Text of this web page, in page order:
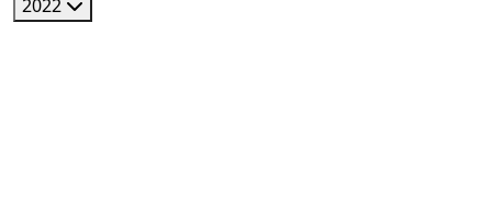
2022